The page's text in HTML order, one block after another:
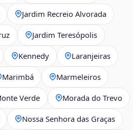
Jardim Recreio Alvorada
Jardim Teresópolis
Kennedy Laranjeiras
Marimbá Marmeleiros
Verde Morada do Trevo
Nossa Senhora das Graças